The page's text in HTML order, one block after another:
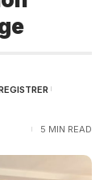
5 MIN READ